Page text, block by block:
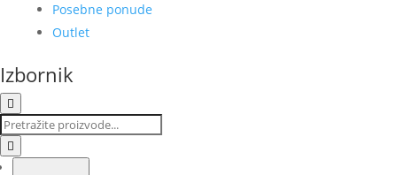
Posebne ponude
Outlet
Izbornik